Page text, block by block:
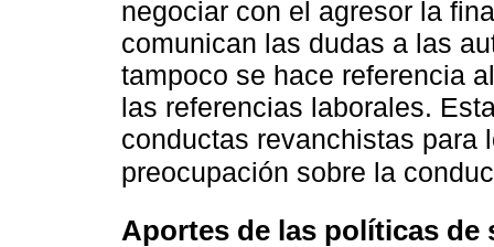
negociar con el agresor la
comunican las dudas a las
tampoco se hace referencia
las referencias laborales.
conductas revanchistas para
preocupación sobre la
Aportes de las políticas de